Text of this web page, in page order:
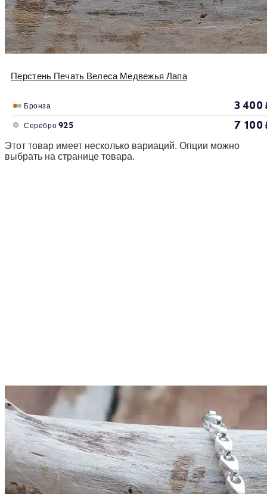
Перстень Печать Велеса Медвежья Лапа
Бронза 3 400
Серебро 925 7 100
Этот товар имеет несколько вариаций. Опции можно
выбрать на странице товара.